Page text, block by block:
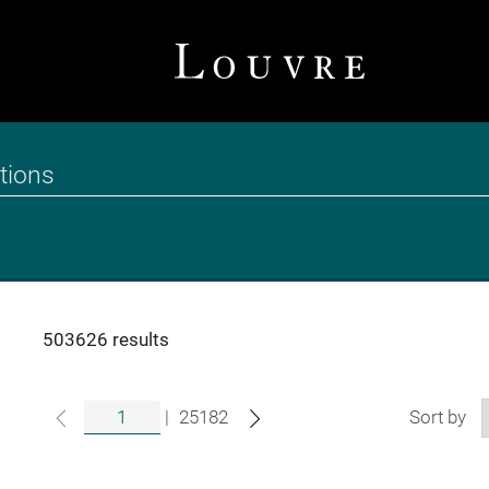
503626 results
| 25182 Sort by